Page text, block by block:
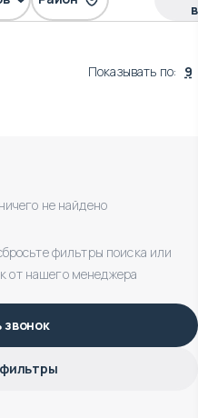
Показывать по: 9
не найдено
фильтры поиска или
от нашего менеджера
звонок